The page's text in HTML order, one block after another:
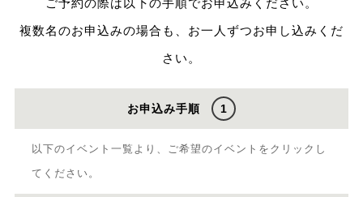
複数名のお申込みの場合も、お一人ずつお申し込みくだ
さい。
お申込み手順 1
以下のイベント一覧より、ご希望のイベントをクリックし
てください。